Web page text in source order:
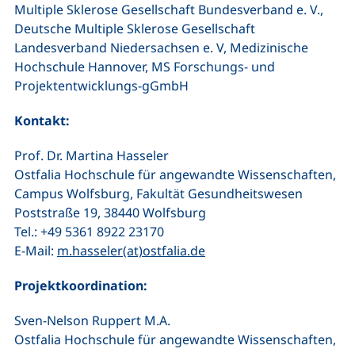
Multiple Sklerose Gesellschaft Bundesverband e. V.,
Deutsche Multiple Sklerose Gesellschaft
Landesverband Niedersachsen e. V, Medizinische
Hochschule Hannover, MS Forschungs- und
Projektentwicklungs-gGmbH
Kontakt:
Prof. Dr. Martina Hasseler
Ostfalia Hochschule für angewandte Wissenschaften,
Campus Wolfsburg, Fakultät Gesundheitswesen
Poststraße 19, 38440 Wolfsburg
Tel.: +49 5361 8922 23170
E-Mail: m.hasseler(at)ostfalia.de(öffnet Ihr E-Mail-
Projektkoordination:
Sven-Nelson Ruppert M.A.
Ostfalia Hochschule für angewandte Wissenschaften,